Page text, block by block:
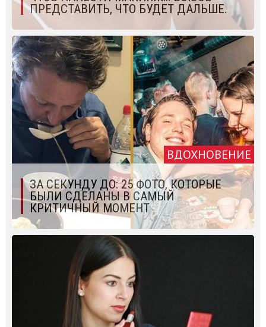
ПРЕДСТАВИТЬ, ЧТО БУДЕТ ДАЛЬШЕ.
ВДОХНОВЕНИЕ
ЗА СЕКУНДУ ДО: 25 ФОТО, КОТОРЫЕ
БЫЛИ СДЕЛАНЫ В САМЫЙ
КРИТИЧНЫЙ МОМЕНТ